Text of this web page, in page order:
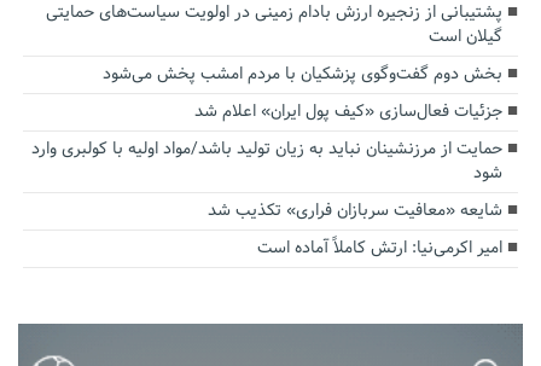
پشتیبانی از زنجیره ارزش بادام زمینی در اولویت سیاست‌های حمایتی
گیلان است
بخش دوم گفت‌وگوی پزشکیان با مردم امشب پخش می‌شود
جزئیات فعال‌سازی «کیف پول ایران» اعلام شد
حمایت از مرزنشینان نباید به زیان تولید باشد/مواد اولیه با کولبری وارد
شود
شایعه «معافیت سربازان فراری» تکذیب شد
امیر اکرمی‌نیا: ارتش کاملاً آماده است